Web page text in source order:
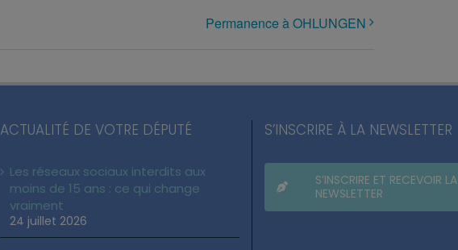
Permanence à OHLUNGEN
ACTUALITÉ DE VOTRE DÉPUTÉ
Les réseaux sociaux interdits aux
moins de 15 ans : ce qui change
vraiment
24 juillet 2026
S’INSCRIRE À LA NEWSLETTER
S’INSCRIRE ET RECEVOIR LA
NEWSLETTER